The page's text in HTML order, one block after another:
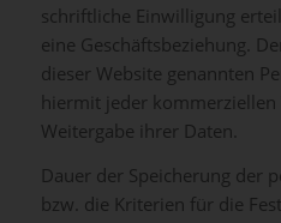
schriftliche Einwilligung
eine Geschäftsbeziehung.
dieser Website genannten
hiermit jeder
Weitergabe ihrer Daten.
Dauer der Speicherung der
bzw. die Kriterien für die